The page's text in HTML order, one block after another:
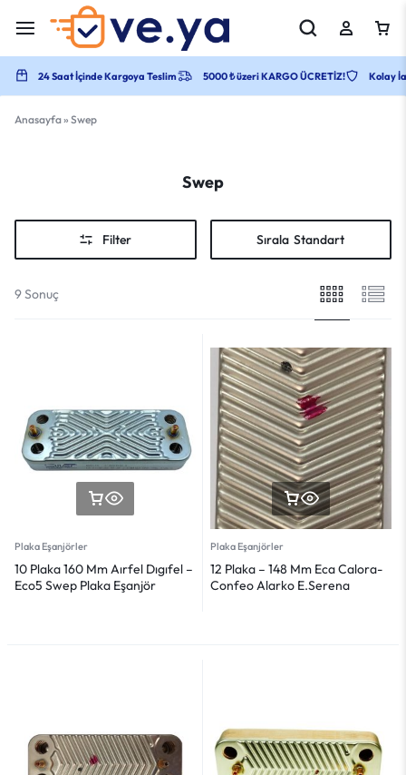
24 Saat İçinde Kargoya Teslim 5000 ₺ üzeri KARGO ÜCRETİZ! Kolay
Anasayfa» Swep
Swep
Filter Sırala Standart
9 Sonuç
Plaka Eşanjörler
10 Plaka 160 Mm Aırfel Dıgıfel –
Eco5 Swep Plaka Eşanjör
Plaka Eşanjörler
12 Plaka – 148 Mm Eca Calora-
Confeo Alarko E.Serena